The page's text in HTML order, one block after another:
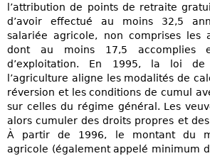
l’attribution de points de retraite
d’avoir effectué au moins 32,5
salariée agricole, non comprises les
dont au moins 17,5 accomplies
d’exploitation. En 1995, la loi de
l’agriculture aligne les modalités de
réversion et les conditions de cumul
sur celles du régime général. Les
alors cumuler des droits propres et
À partir de 1996, le montant du
agricole (également appelé minimum